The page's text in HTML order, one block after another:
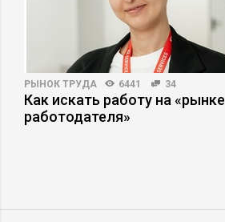
РЫНОК ТРУДА 6441 34
Как искать работу на «рынке
работодателя»